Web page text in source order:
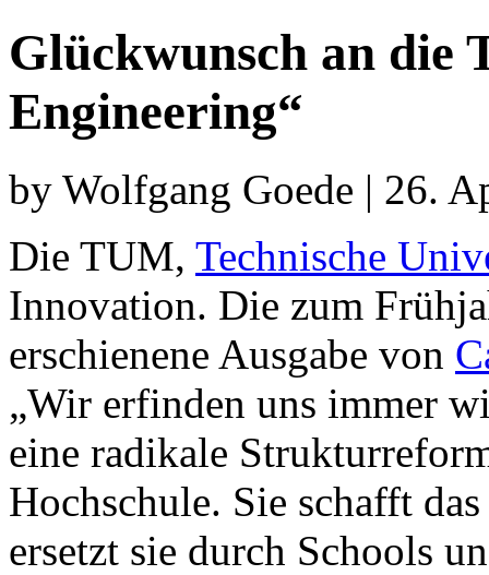
Glückwunsch an die
Engineering“
by Wolfgang Goede | 26.
Die TUM, Technische
Innovation. Die zum
erschienene Ausgabe von
„Wir erfinden uns immer
eine radikale
Hochschule. Sie schafft
ersetzt sie durch Schools